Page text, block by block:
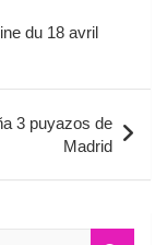
du 18 avril
3 puyazos de
Madrid